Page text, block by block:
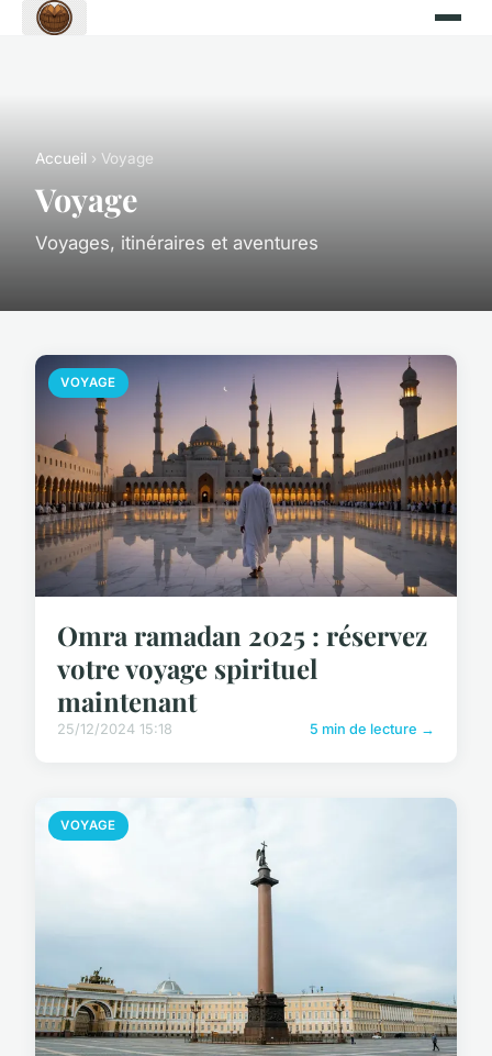
Accueil › Voyage
Voyage
Voyages, itinéraires et aventures
VOYAGE
Omra ramadan 2025 : réservez
votre voyage spirituel
maintenant
25/12/2024 15:18 5 min de lecture →
VOYAGE